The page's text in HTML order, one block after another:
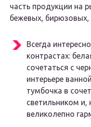
часть продукции на
бежевых, бирюзовых,
Всегда
контрастах:
сочетаться с
интерьере
тумбочка в
светильником и,
великолепно